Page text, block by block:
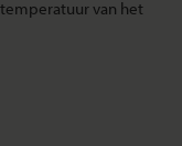
van het